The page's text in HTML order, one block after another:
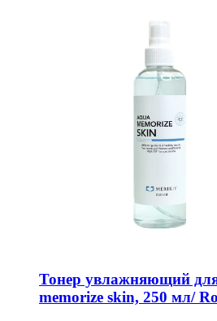
Тонер увлажняющий
memorize skin, 250 мл/